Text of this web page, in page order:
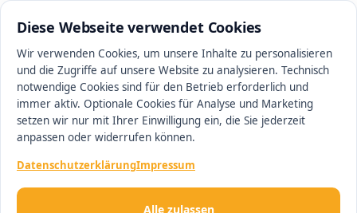
Diese Webseite verwendet Cookies
Wir verwenden Cookies, um unsere Inhalte zu personalisieren
und die Zugriffe auf unsere Website zu analysieren. Technisch
notwendige Cookies sind für den Betrieb erforderlich und
immer aktiv. Optionale Cookies für Analyse und Marketing
setzen wir nur mit Ihrer Einwilligung ein, die Sie jederzeit
anpassen oder widerrufen können.
DatenschutzerklärungImpressum
Alle zulassen